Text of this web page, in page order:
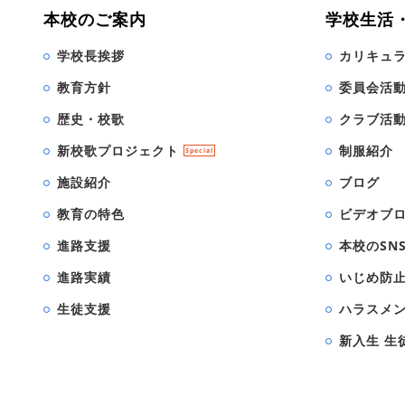
本校のご案内
学校長挨拶
教育方針
歴史・校歌
新校歌プロジェクト
Special
施設紹介
教育の特色
進路支援
進路実績
生徒支援
学校生活
カリキュ
委員会活
クラブ活
制服紹介
ブログ
ビデオブ
本校の
いじめ防
ハラスメ
新入生 生